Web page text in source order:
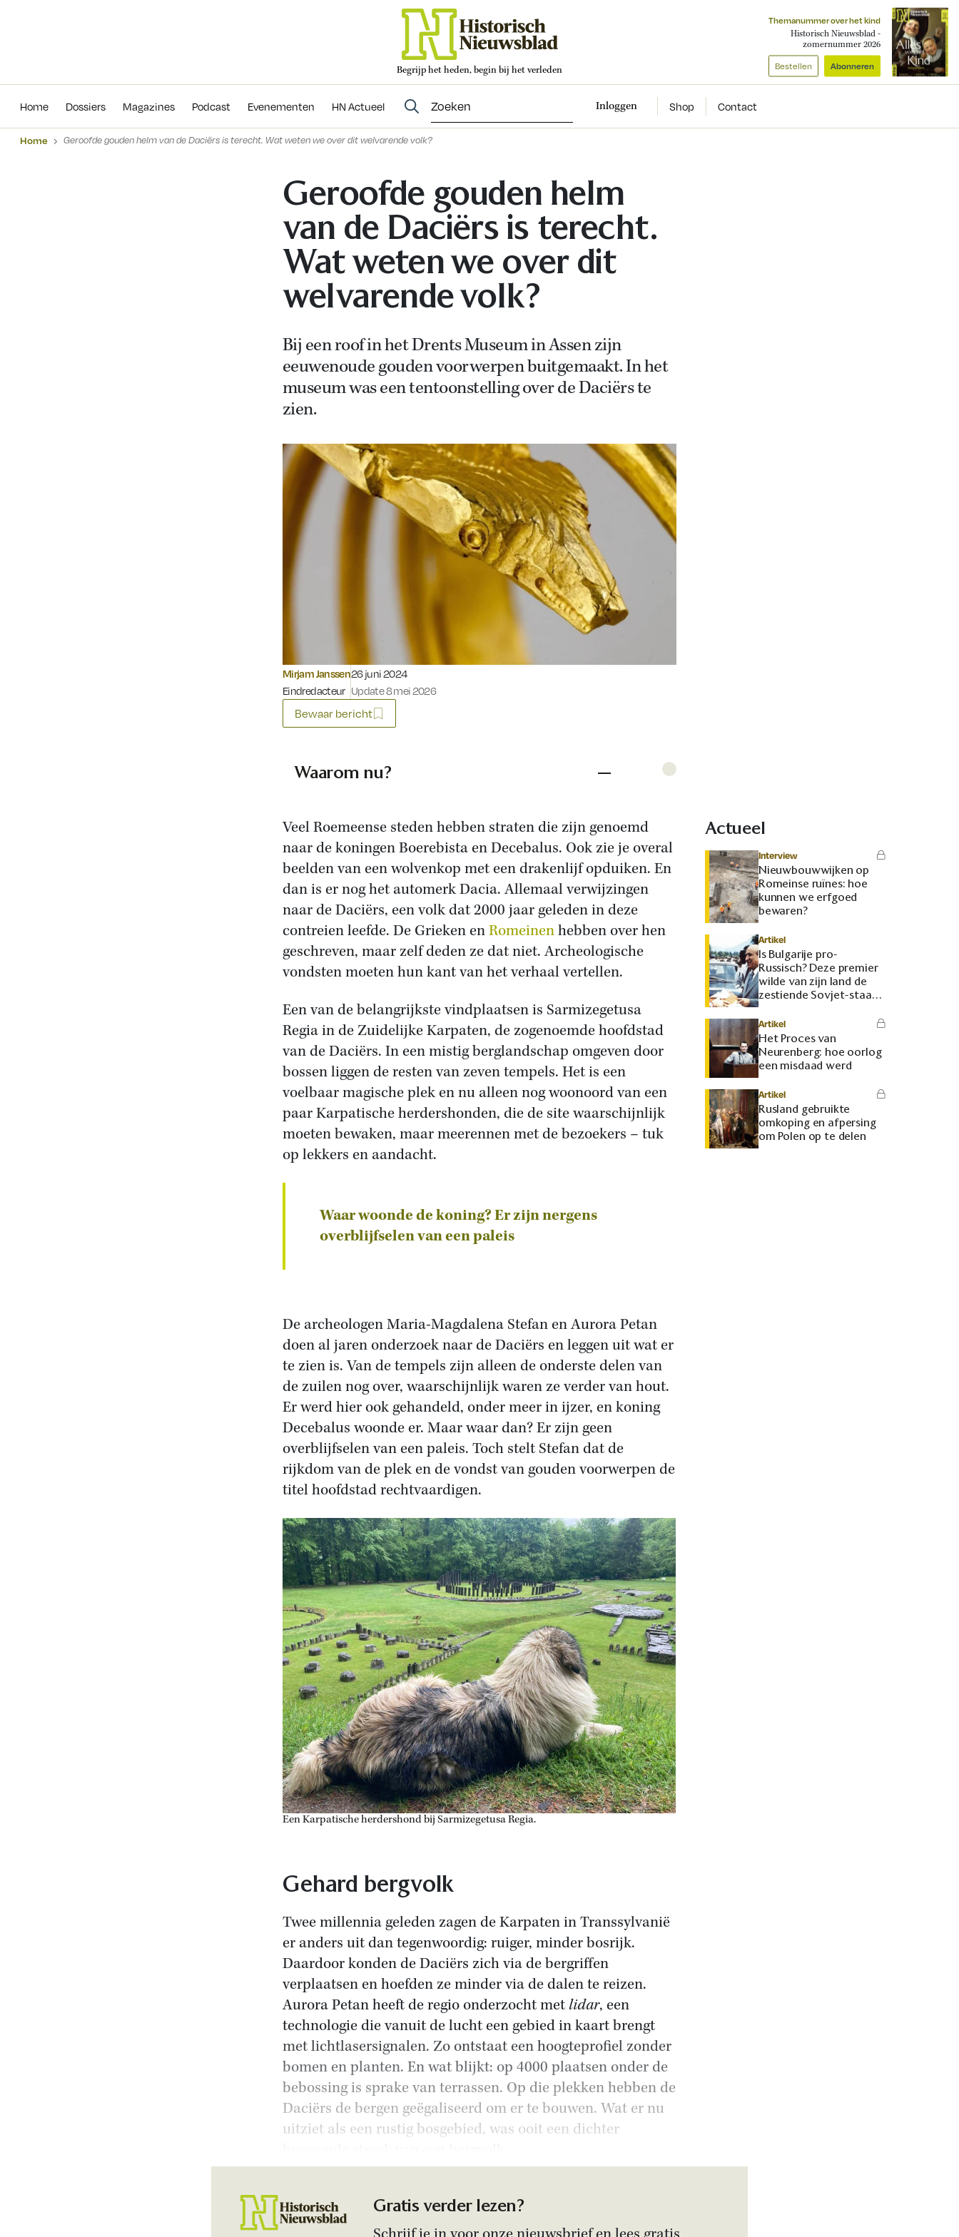
Begrijp het heden, begin bij het verleden
Themanummer over het kind
Historisch Nieuwsblad -
zomernummer 2026
Bestellen Abonneren
Home Dossiers Magazines Podcast Evenementen HN Actueel Inloggen Shop Contact
Evenementen
Home Geroofde gouden helm van de Daciërs is terecht. Wat weten we over dit welvarende volk?
Geroofde gouden helm
van de Daciërs is terecht.
Wat weten we over dit
welvarende volk?
Bij een roof in het Drents Museum in Assen zijn
eeuwenoude gouden voorwerpen buitgemaakt. In het
museum was een tentoonstelling over de Daciërs te
zien.
Mirjam Janssen
Eindredacteur
Gepubliceerd op:
26 juni 2024
Update 8 mei 2026
Bewaar bericht
Waarom nu?
Veel Roemeense steden hebben straten die zijn genoemd
naar de koningen Boerebista en Decebalus. Ook zie je overal
beelden van een wolvenkop met een drakenlijf opduiken. En
dan is er nog het automerk Dacia. Allemaal verwijzingen
naar de Daciërs, een volk dat 2000 jaar geleden in deze
contreien leefde. De Grieken enRomeinenhebben over hen
geschreven, maar zelf deden ze dat niet. Archeologische
vondsten moeten hun kant van het verhaal vertellen.
Een van de belangrijkste vindplaatsen is Sarmizegetusa
Regiain de Zuidelijke Karpaten, de zogenoemde hoofdstad
van de Daciërs. In een mistig berglandschap omgeven door
bossen liggen de resten van zeven tempels. Het is een
voelbaar magische plek en nu alleen nog woonoord van een
paar Karpatische herdershonden, die de site waarschijnlijk
moeten bewaken, maar meerennen met de bezoekers – tuk
op lekkers en aandacht.
Waar woonde de koning? Er zijn nergens
overblijfselen van een paleis
De archeologen Maria-Magdalena Stefan en Aurora Petan
doen al jaren onderzoek naar de Daciërs en leggen uit wat er
te zien is. Van de tempels zijn alleen de onderste delen van
de zuilen nog over, waarschijnlijk waren ze verder van hout.
Er werd hier ook gehandeld, onder meer in ijzer, en koning
Decebalus woonde er. Maar waar dan? Er zijn geen
overblijfselen van een paleis. Toch stelt Stefan dat de
rijkdom van de plek en de vondst van gouden voorwerpen de
titel hoofdstad rechtvaardigen.
Een Karpatische herdershond bij Sarmizegetusa Regia.
Gehard bergvolk
Twee millennia geleden zagen de Karpaten in Transsylvanië
er anders uit dan tegenwoordig: ruiger, minder bosrijk.
Daardoor konden de Daciërs zich via de bergriffen
verplaatsen en hoefden ze minder via de dalen te reizen.
Aurora Petan heeft de regio onderzocht met lidar, een
technologie die vanuit de lucht een gebied in kaart brengt
met lichtlasersignalen. Zo ontstaat een hoogteprofiel zonder
bomen en planten. En wat blijkt: op 4000 plaatsen onder de
bebossing is sprake van terrassen. Op die plekken hebben de
Daciërs de bergen geëgaliseerd om er te bouwen. Wat er nu
uitziet als een rustig bosgebied, was ooit een dichter
Gratis verder lezen?
Actueel
Interview
Nieuwbouwwijken op
Romeinse ruïnes: hoe
kunnen we erfgoed
bewaren?
Artikel
Is Bulgarije pro-
Russisch? Deze premier
wilde van zijn land de
zestiende Sovjet-staat
maken
Artikel
Het Proces van
Neurenberg: hoe oorlog
een misdaad werd
Artikel
Rusland gebruikte
omkoping en afpersing
om Polen op te delen